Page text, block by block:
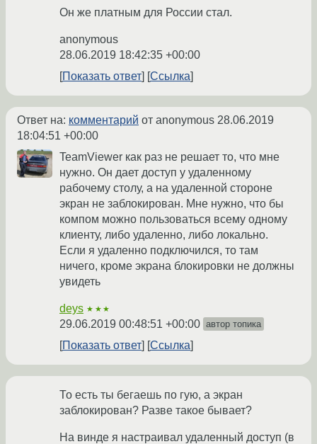
Он же платным для России стал.
anonymous
28.06.2019 18:42:35 +00:00
Показать ответ
Ссылка
Ответ на: комментарий от anonymous 28.06.2019
18:04:51 +00:00
TeamViewer как раз не решает то, что мне
нужно. Он дает доступ у удаленному
рабочему столу, а на удаленной стороне
экран не заблокирован. Мне нужно, что бы
компом можно пользоваться всему одному
клиенту, либо удаленно, либо локально.
Если я удаленно подключился, то там
ничего, кроме экрана блокировки не должны
увидеть
deys ★★★
29.06.2019 00:48:51 +00:00 автор топика
Показать ответ Ссылка
То есть ты бегаешь по гую, а экран
заблокирован? Разве такое бывает?
На винде я настраивал удаленный доступ (в